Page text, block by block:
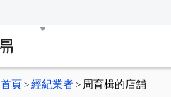
首頁 > 經紀業者 > 周育楫的店舖